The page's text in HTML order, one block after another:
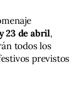
23 de abril,
todos los
previstos